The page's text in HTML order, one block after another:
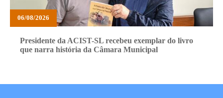
06/08/2026
Presidente da ACIST-SL recebeu exemplar do livro
que narra história da Câmara Municipal